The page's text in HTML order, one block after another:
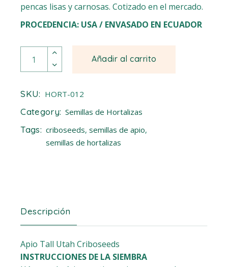
pencas lisas y carnosas. Cotizado en el mercado.
PROCEDENCIA: USA / ENVASADO EN ECUADOR
Apio Tall Utah quantity
Añadir al carrito
SKU: HORT-012
Category: Semillas de Hortalizas
Tags: criboseeds,semillas de apio,
semillas de hortalizas
Descripción
Apio Tall Utah Criboseeds
INSTRUCCIONES DE LA SIEMBRA